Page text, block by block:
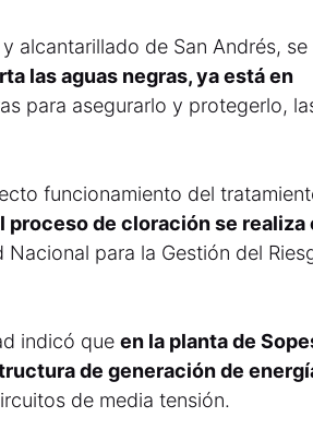
alcantarillado de San Andrés,
las aguas negras, ya está en
para asegurarlo y protegerlo,
funcionamiento del
proceso de cloración se realiza
para la Gestión del
indicó que en la planta de
de generación de
de media tensión.